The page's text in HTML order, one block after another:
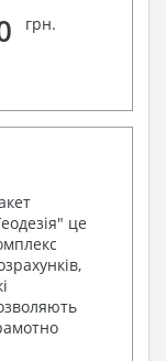
грн.
це